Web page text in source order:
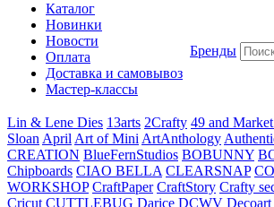
Каталог
Новинки
Новости
Оплата
Доставка и самовывоз
Мастер-классы
Бренды
Lin & Lene Dies 13arts 2Crafty 49 and Market
Sloan April Art of Mini ArtAnthology
CREATION BlueFernStudios BOBUNNY
Chipboards CIAO BELLA CLEARSNAP
WORKSHOP CraftPaper CraftStory Crafty
Cricut CUTTLEBUG Darice DCWV Decoart